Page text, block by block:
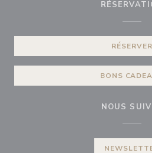
RÉSERVER
BONS
NOUS